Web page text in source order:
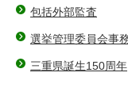
包括外部監査
選挙管理委員会事
三重県誕生150周年